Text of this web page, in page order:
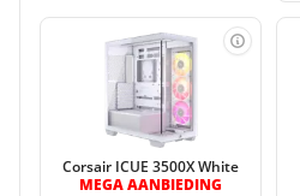
Corsair ICUE 3500X White
MEGA AANBIEDING